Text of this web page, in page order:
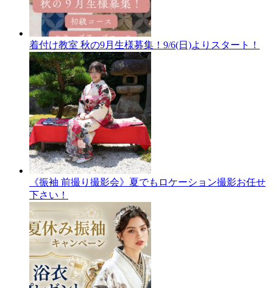
着付け教室 秋の9月生様募集！9/6(日)よりスタート！
《振袖 前撮り撮影会》夏でもロケーション撮影お任せ
下さい！